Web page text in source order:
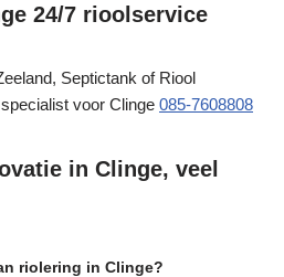
24/7 rioolservice
Septictank of Riool
voor Clinge 085-7608808
in Clinge, veel
riolering in Clinge?